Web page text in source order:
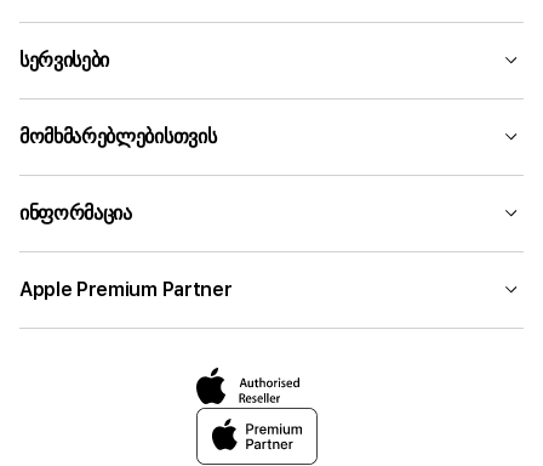
სერვისები
მომხმარებლებისთვის
ინფორმაცია
Apple Premium Partner